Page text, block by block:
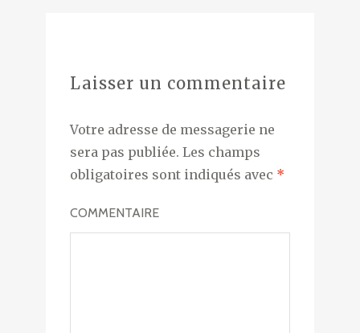
Laisser un commentaire
Votre adresse de messagerie ne
sera pas publiée. Les champs
obligatoires sont indiqués avec *
COMMENTAIRE